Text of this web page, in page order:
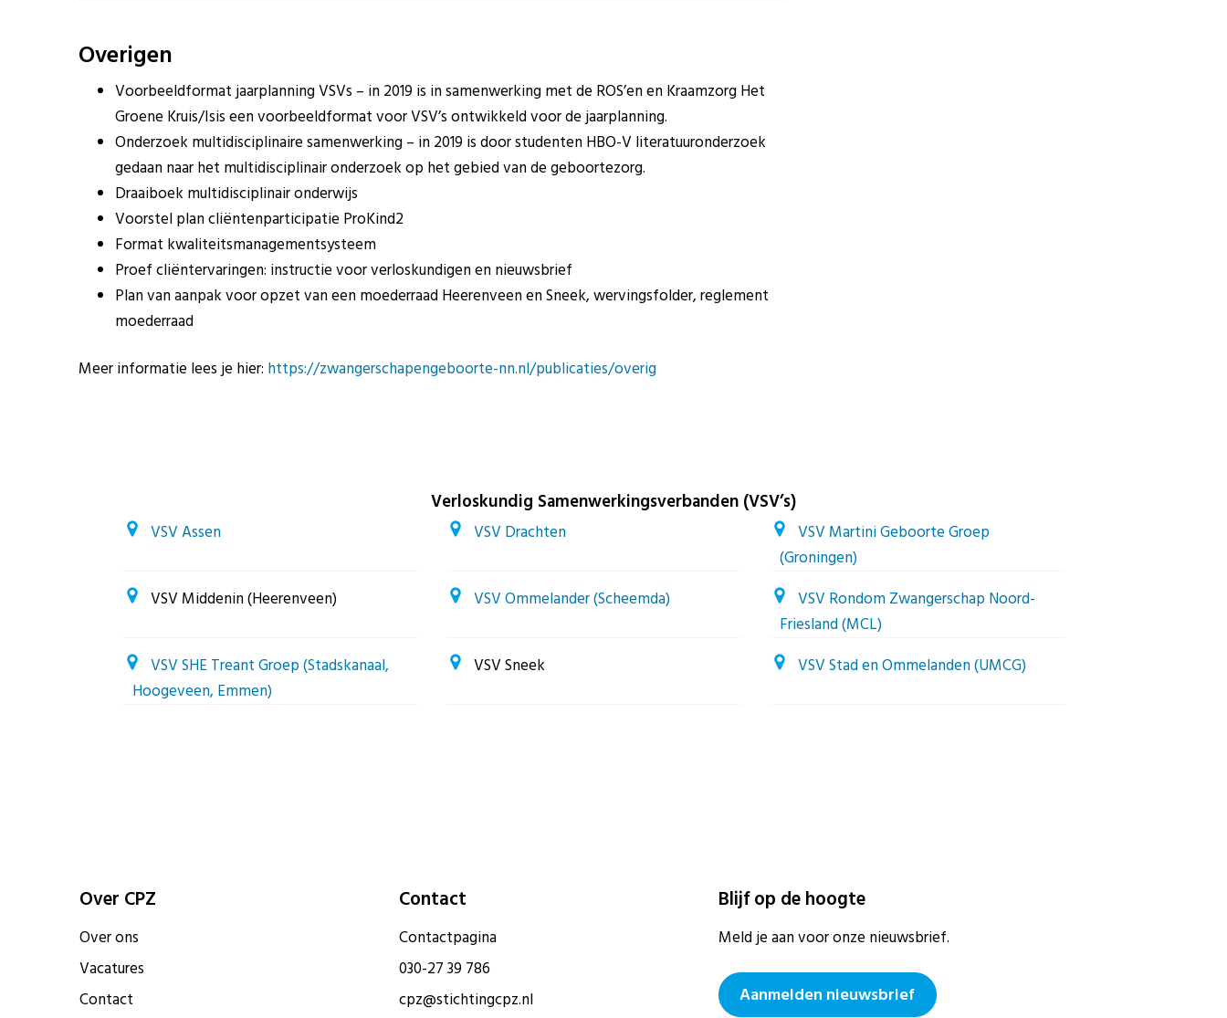
Overigen
Voorbeeldformat jaarplanning VSVs – in 2019 is in samenwerking met de ROS’en en Kraamzorg Het
Groene Kruis/Isis een voorbeeldformat voor VSV’s ontwikkeld voor de jaarplanning.
Onderzoek multidisciplinaire samenwerking – in 2019 is door studenten HBO-V literatuuronderzoek
gedaan naar het multidisciplinair onderzoek op het gebied van de geboortezorg.
Draaiboek multidisciplinair onderwijs
Voorstel plan cliëntenparticipatie ProKind2
Format kwaliteitsmanagementsysteem
Proef cliëntervaringen: instructie voor verloskundigen en nieuwsbrief
Plan van aanpak voor opzet van een moederraad Heerenveen en Sneek, wervingsfolder, reglement
moederraad
Meer informatie lees je hier: https://zwangerschapengeboorte-nn.nl/publicaties/overig
Verloskundig Samenwerkingsverbanden (VSV’s)
VSV Assen VSV Drachten
VSV Martini Geboorte Groep
(Groningen)
VSV Middenin (Heerenveen)
VSV Ommelander (Scheemda)
VSV Rondom Zwangerschap Noord-
Friesland (MCL)
VSV SHE Treant Groep (Stadskanaal,
Hoogeveen, Emmen)
VSV Sneek VSV Stad en Ommelanden (UMCG)
Over CPZ
Over ons
Vacatures
Contact
Contact
Contactpagina
030-27 39 786
cpz@stichtingcpz.nl
Blijf op de hoogte
Meld je aan voor onze nieuwsbrief.
Aanmelden nieuwsbrief